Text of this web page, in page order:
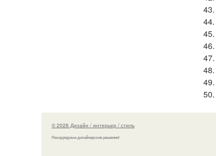
43.
44.
45.
46.
47.
48.
49.
50.
© 2026 Дизайн / интерьер / стиль
Незаурядные дизайнерские решения!